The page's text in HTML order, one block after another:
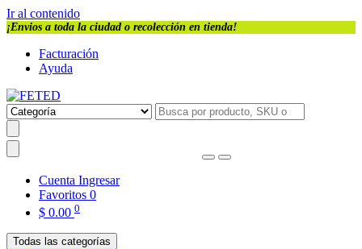
Ir al contenido
¡Envios a toda la ciudad o recolección en tienda!
Facturación
Ayuda
Cuenta Ingresar
Favoritos 0
$ 0.00 0
Todas las categorías